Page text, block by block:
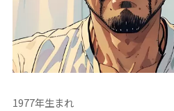
1977年生まれ